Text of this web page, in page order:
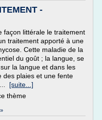
-
façon littérale le traitement
traitement apporté à une
Cette maladie de la
du goût ; la langue, se
la langue et dans les
des plaies et une fente
[suite...]
thème